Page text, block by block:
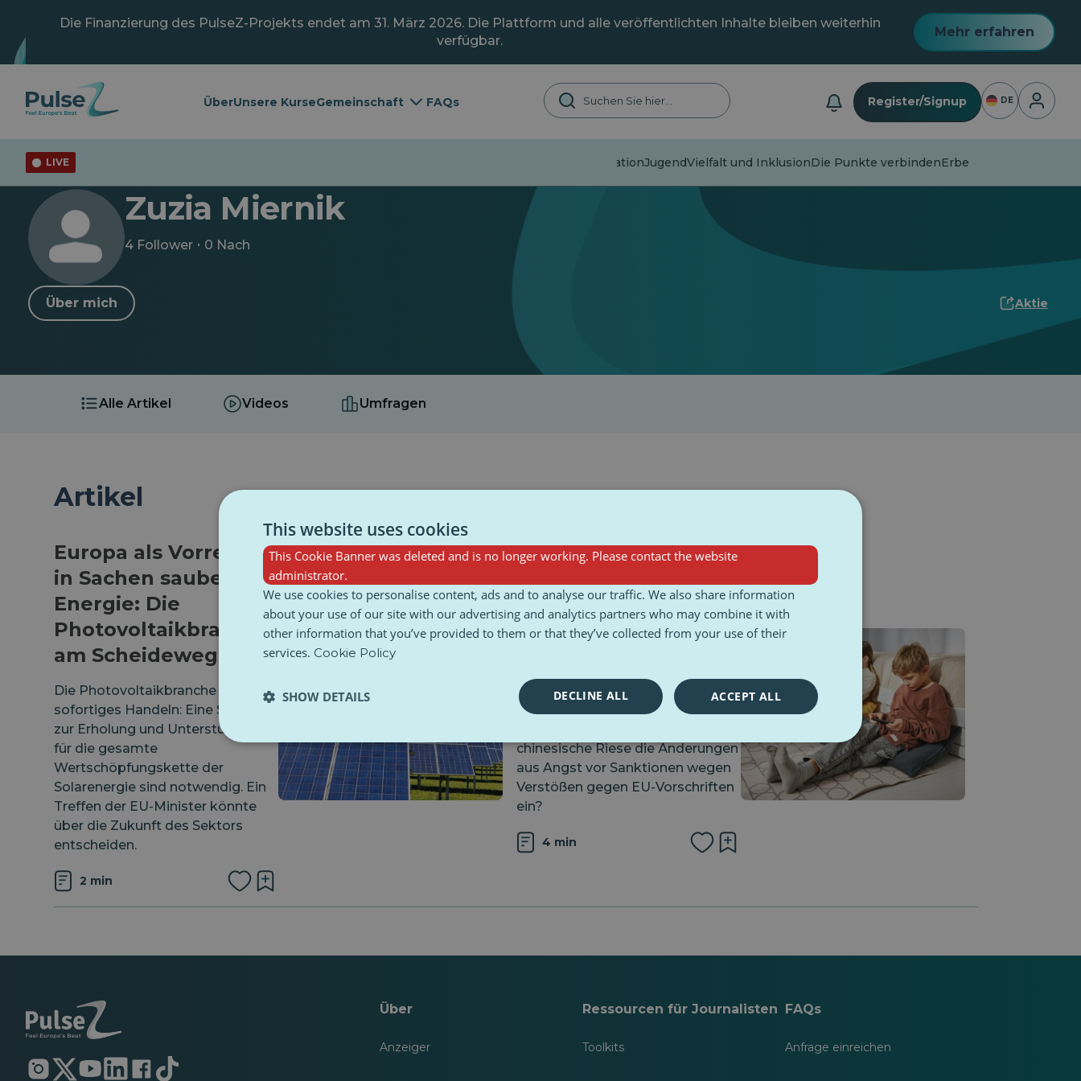
Hauptinhalt
springen
Die Finanzierung des PulseZ-Projekts endet am 31. März 2026. Die Plattform und alle veröffentlichten Inhalte bleiben weiterhin
verfügbar.
Mehr erfahren
ÜberUnsere KurseGemeinschaft FAQs Register/Signup DE
LIVE FehlinformationJugendVielfalt und InklusionDie Punkte verbindenErbe
Zuzia Miernik
4 Follower · 0 Nach
Über mich Aktie
Alle Artikel Videos Umfragen
Artikel
Europa als Vorreiter
in Sachen sauberer
Energie: Die
Photovoltaikbranche
am Scheideweg
Die Photovoltaikbranche fordert
sofortiges Handeln: Eine Strategie
zur Erholung und Unterstützung
für die gesamte
Wertschöpfungskette der
Solarenergie sind notwendig. Ein
Treffen der EU-Minister könnte
über die Zukunft des Sektors
entscheiden.
2 min
TikTok: Werden
Kontrolle über die
Konten ihrer Kinder
TikTok führt Änderungen für
Eltern von Kindern ein, die die
chinesische Riese die Änderungen
aus Angst vor Sanktionen wegen
Verstößen gegen EU-Vorschriften
ein?
4 min
Öffnet
in
Öffnet
in
Öffnet
in
Öffnet
in
Öffnet
in
Öffnet
in
Über
Anzeiger
Ressourcen für Journalisten
Toolkits
FAQs
Anfrage einreichen
This website uses cookies
This Cookie Banner was deleted and is no longer working. Please contact the website
administrator.
We use cookies to personalise content, ads and to analyse our traffic. We also share information
about your use of our site with our advertising and analytics partners who may combine it with
other information that you’ve provided to them or that they’ve collected from your use of their
services. Cookie Policy
ACCEPT ALL
DECLINE ALL
SHOW DETAILS